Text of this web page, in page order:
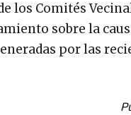
los Comités
sobre la
por las